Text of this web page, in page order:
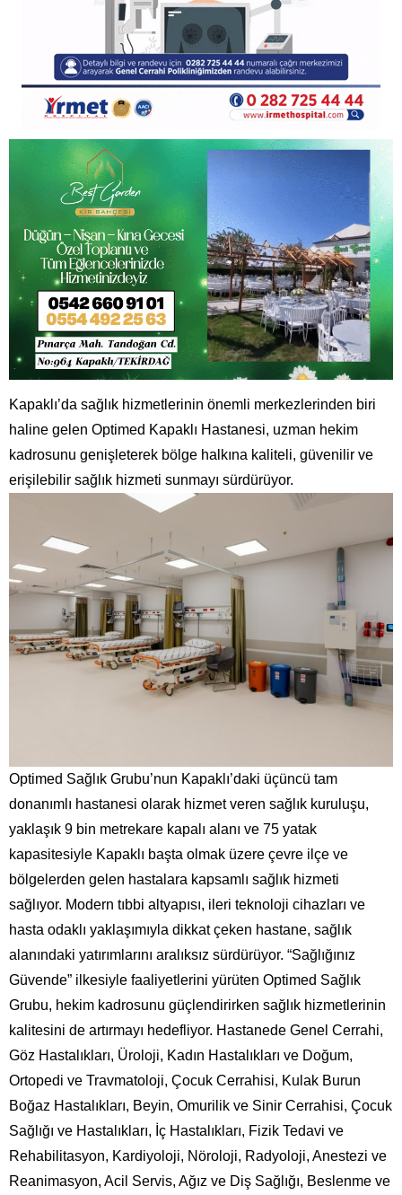
Kapaklı’da sağlık hizmetlerinin önemli merkezlerinden biri
haline gelen Optimed Kapaklı Hastanesi, uzman hekim
kadrosunu genişleterek bölge halkına kaliteli, güvenilir ve
erişilebilir sağlık hizmeti sunmayı sürdürüyor.
Optimed Sağlık Grubu’nun Kapaklı’daki üçüncü tam
donanımlı hastanesi olarak hizmet veren sağlık kuruluşu,
yaklaşık 9 bin metrekare kapalı alanı ve 75 yatak
kapasitesiyle Kapaklı başta olmak üzere çevre ilçe ve
bölgelerden gelen hastalara kapsamlı sağlık hizmeti
sağlıyor. Modern tıbbi altyapısı, ileri teknoloji cihazları ve
hasta odaklı yaklaşımıyla dikkat çeken hastane, sağlık
alanındaki yatırımlarını aralıksız sürdürüyor. “Sağlığınız
Güvende” ilkesiyle faaliyetlerini yürüten Optimed Sağlık
Grubu, hekim kadrosunu güçlendirirken sağlık hizmetlerinin
kalitesini de artırmayı hedefliyor. Hastanede Genel Cerrahi,
Göz Hastalıkları, Üroloji, Kadın Hastalıkları ve Doğum,
Ortopedi ve Travmatoloji, Çocuk Cerrahisi, Kulak Burun
Boğaz Hastalıkları, Beyin, Omurilik ve Sinir Cerrahisi, Çocuk
Sağlığı ve Hastalıkları, İç Hastalıkları, Fizik Tedavi ve
Rehabilitasyon, Kardiyoloji, Nöroloji, Radyoloji, Anestezi ve
Reanimasyon, Acil Servis, Ağız ve Diş Sağlığı, Beslenme ve